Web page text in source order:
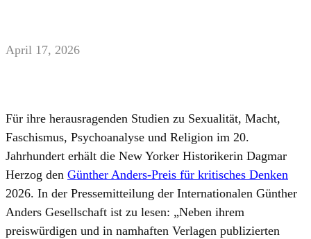
April 17, 2026
Für ihre herausragenden Studien zu Sexualität, Macht,
Faschismus, Psychoanalyse und Religion im 20.
Jahrhundert erhält die New Yorker Historikerin Dagmar
Herzog den Günther Anders-Preis für kritisches Denken
2026. In der Pressemitteilung der Internationalen Günther
Anders Gesellschaft ist zu lesen: „Neben ihrem
preiswürdigen und in namhaften Verlagen publizierten